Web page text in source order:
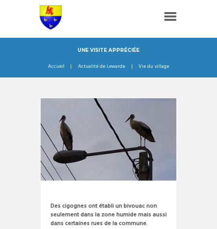
UNE VISITE APPRÉCIÉE
Accueil Actualité de Lewarde Vie du village
Des cigognes ont établi un bivouac non
seulement dans la zone humide mais aussi
dans certaines rues de la commune.